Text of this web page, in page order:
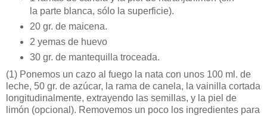
la parte blanca, sólo la superficie).
20 gr. de maicena.
2 yemas de huevo
30 gr. de mantequilla troceada.
(1) Ponemos un cazo al fuego la nata con unos 100 ml. de
leche, 50 gr. de azúcar, la rama de canela, la vainilla cortada
longitudinalmente, extrayendo las semillas, y la piel de
limón (opcional). Removemos un poco los ingredientes para